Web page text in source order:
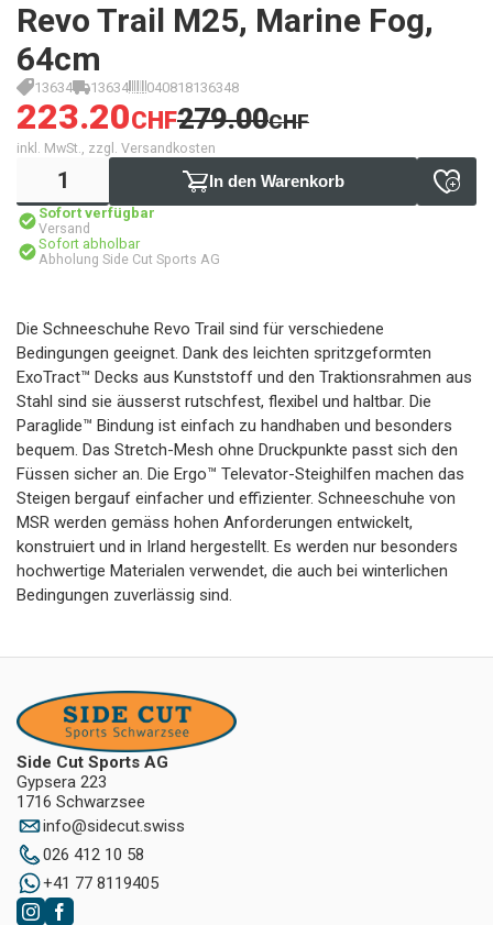
Revo Trail M25, Marine Fog,
64cm
13634 13634 040818136348
223.20CHF279.00CHF
inkl. MwSt., zzgl. Versandkosten
In den Warenkorb
Sofort verfügbar
Versand
Sofort abholbar
Abholung Side Cut Sports AG
Die Schneeschuhe Revo Trail sind für verschiedene
Bedingungen geeignet. Dank des leichten spritzgeformten
ExoTract™ Decks aus Kunststoff und den Traktionsrahmen aus
Stahl sind sie äusserst rutschfest, flexibel und haltbar. Die
Paraglide™ Bindung ist einfach zu handhaben und besonders
bequem. Das Stretch-Mesh ohne Druckpunkte passt sich den
Füssen sicher an. Die Ergo™ Televator-Steighilfen machen das
Steigen bergauf einfacher und effizienter. Schneeschuhe von
MSR werden gemäss hohen Anforderungen entwickelt,
konstruiert und in Irland hergestellt. Es werden nur besonders
hochwertige Materialen verwendet, die auch bei winterlichen
Bedingungen zuverlässig sind.
Side Cut Sports AG
Gypsera 223
1716 Schwarzsee
info@sidecut.swiss
026 412 10 58
+41 77 8119405